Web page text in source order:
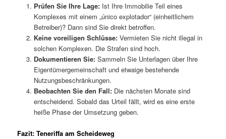
Prüfen Sie Ihre Lage:Ist Ihre Immobilie Teil eines
Komplexes mit einem „único explotador“ (einheitlichem
Betreiber)? Dann sind Sie direkt betroffen.
Keine voreiligen Schlüsse:Vermieten Sie nicht illegal in
solchen Komplexen. Die Strafen sind hoch.
Dokumentieren Sie:Sammeln Sie Unterlagen über Ihre
Eigentümergemeinschaft und etwaige bestehende
Nutzungsbeschränkungen.
Beobachten Sie den Fall:Die nächsten Monate sind
entscheidend. Sobald das Urteil fällt, wird es eine erste
heiße Phase der Umsetzung geben.
Fazit: Teneriffa am Scheideweg